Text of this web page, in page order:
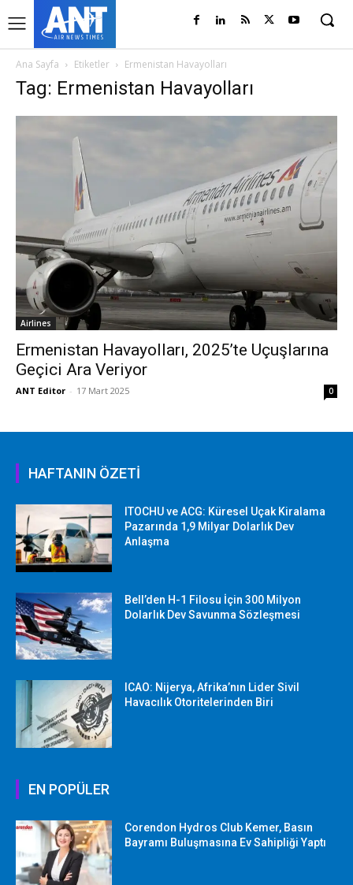
Ana Sayfa Etiketler Ermenistan Havayolları
Tag: Ermenistan Havayolları
Airlines
Ermenistan Havayolları, 2025’te Uçuşlarına
Geçici Ara Veriyor
ANT Editor - 17 Mart 2025 0
HAFTANIN ÖZETİ
ITOCHU ve ACG: Küresel Uçak Kiralama
Pazarında 1,9 Milyar Dolarlık Dev
Anlaşma
Bell’den H-1 Filosu İçin 300 Milyon
Dolarlık Dev Savunma Sözleşmesi
ICAO: Nijerya, Afrika’nın Lider Sivil
Havacılık Otoritelerinden Biri
EN POPÜLER
Corendon Hydros Club Kemer, Basın
Bayramı Buluşmasına Ev Sahipliği Yaptı